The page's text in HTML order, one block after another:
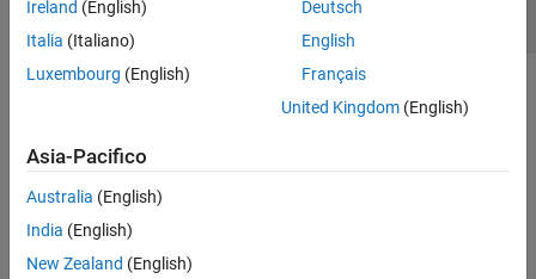
Ireland (English)
Italia (Italiano)
Luxembourg (English)
Deutsch
English
Français
United Kingdom(English)
Asia-Pacifico
Australia (English)
India (English)
New Zealand (English)